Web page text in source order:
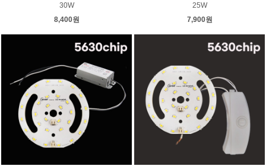
30W
8,400원
25W
7,900원